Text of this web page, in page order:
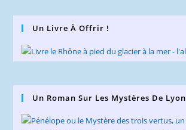
Un Livre À Offrir !
Un Roman Sur Les Mystères De Lyon